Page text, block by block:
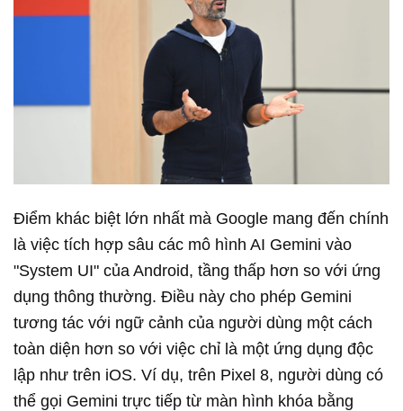
Điểm khác biệt lớn nhất mà Google mang đến chính
là việc tích hợp sâu các mô hình AI Gemini vào
"System UI" của Android, tầng thấp hơn so với ứng
dụng thông thường. Điều này cho phép Gemini
tương tác với ngữ cảnh của người dùng một cách
toàn diện hơn so với việc chỉ là một ứng dụng độc
lập như trên iOS. Ví dụ, trên Pixel 8, người dùng có
thể gọi Gemini trực tiếp từ màn hình khóa bằng